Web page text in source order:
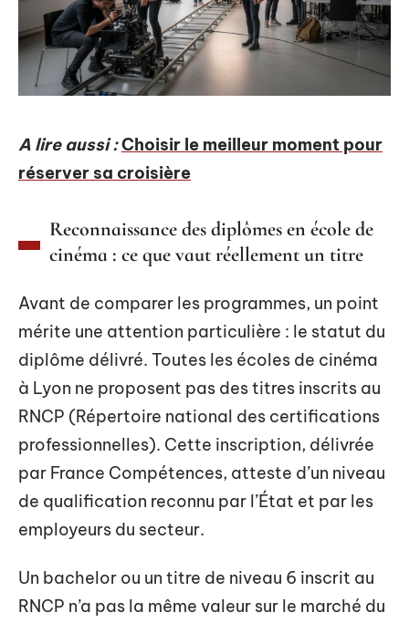
A lire aussi :Choisir le meilleur moment pour
réserver sa croisière
Reconnaissance des diplômes en école de
cinéma : ce que vaut réellement un titre
Avant de comparer les programmes, un point
mérite une attention particulière : le statut du
diplôme délivré. Toutes les écoles de cinéma
à Lyon ne proposent pas des titres inscrits au
RNCP (Répertoire national des certifications
professionnelles). Cette inscription, délivrée
par France Compétences, atteste d’un niveau
de qualification reconnu par l’État et par les
employeurs du secteur.
Un bachelor ou un titre de niveau 6 inscrit au
RNCP n’a pas la même valeur sur le marché du